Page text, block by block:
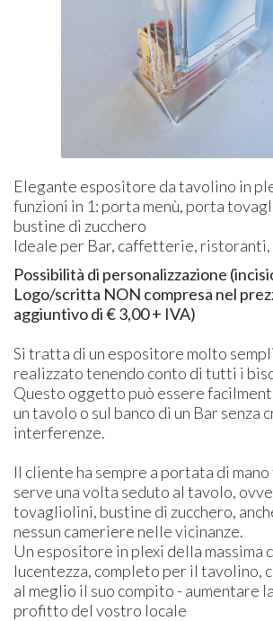
Elegante espositore da tavolino in
funzioni in 1: porta menù, porta
bustine di zucchero
Ideale per Bar, caffetterie,
Possibilità di personalizzazione (i
Logo/scritta NON compresa nel
aggiuntivo di € 3,00 + IVA)
Si tratta di un espositore molto
realizzato tenendo conto di tutti i
Questo oggetto può essere
un tavolo o sul banco di un Bar senza
interferenze.
Il cliente ha sempre a portata di
serve una volta seduto al tavolo,
tovagliolini, bustine di zucchero,
nessun cameriere nelle vicinanze.
Un espositore in plexi della massima
lucentezza, completo per il tavolino,
al meglio il suo compito - aumentare
profitto del vostro locale